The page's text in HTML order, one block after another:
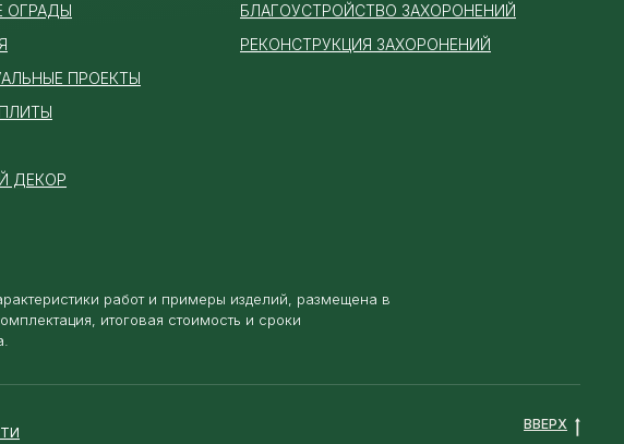
ОГРАДЫ
ПРОЕКТЫ
ДЕКОР
БЛАГОУСТРОЙСТВО ЗАХОРОНЕНИЙ
РЕКОНСТРУКЦИЯ ЗАХОРОНЕНИЙ
работ и примеры изделий, размещена в
итоговая стоимость и сроки
ВВЕРХ